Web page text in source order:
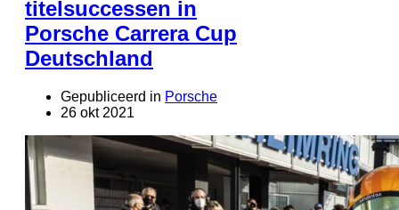
titelsuccessen in
Porsche Carrera Cup
Deutschland
Gepubliceerd in Porsche
26 okt 2021